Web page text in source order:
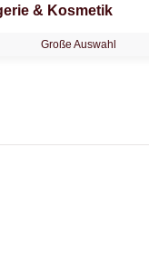
& Kosmetik
Große Auswahl